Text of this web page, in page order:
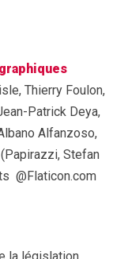
Thierry Foulon,
Patrick Deya,
Alfanzoso,
Stefan
@Flaticon.com